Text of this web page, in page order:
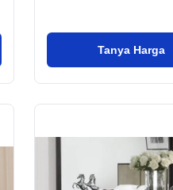
Tanya Harga